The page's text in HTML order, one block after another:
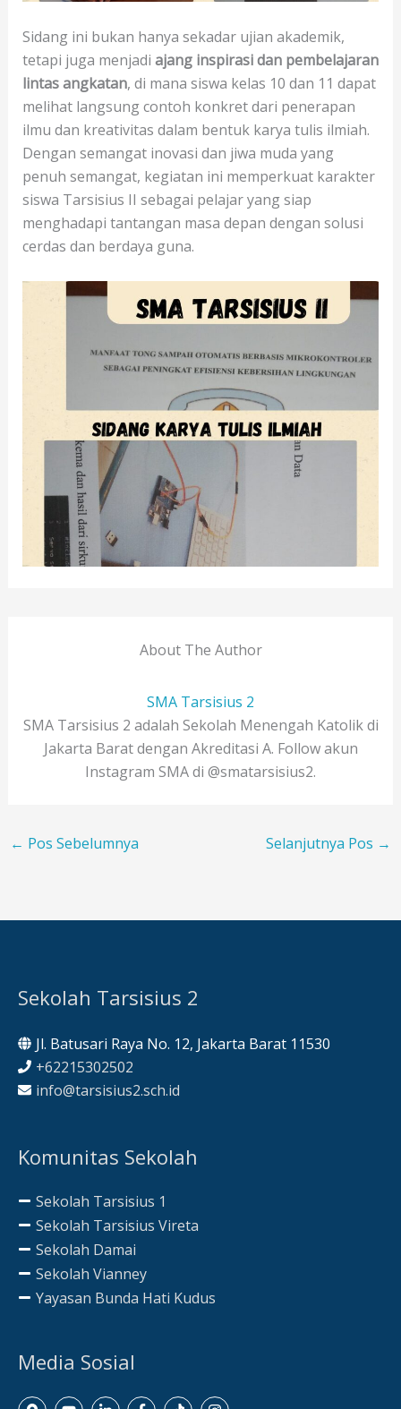
Sidang ini bukan hanya sekadar ujian akademik,
tetapi juga menjadi ajang inspirasi dan pembelajaran
lintas angkatan, di mana siswa kelas 10 dan 11 dapat
melihat langsung contoh konkret dari penerapan
ilmu dan kreativitas dalam bentuk karya tulis ilmiah.
Dengan semangat inovasi dan jiwa muda yang
penuh semangat, kegiatan ini memperkuat karakter
siswa Tarsisius II sebagai pelajar yang siap
menghadapi tantangan masa depan dengan solusi
cerdas dan berdaya guna.
About The Author
SMA Tarsisius 2
SMA Tarsisius 2 adalah Sekolah Menengah Katolik di
Jakarta Barat dengan Akreditasi A. Follow akun
Instagram SMA di @smatarsisius2.
← Pos Sebelumnya Selanjutnya Pos →
Sekolah Tarsisius 2
Jl. Batusari Raya No. 12, Jakarta Barat 11530
+62215302502
info@tarsisius2.sch.id
Komunitas Sekolah
Sekolah Tarsisius 1
Sekolah Tarsisius Vireta
Sekolah Damai
Sekolah Vianney
Yayasan Bunda Hati Kudus
Media Sosial